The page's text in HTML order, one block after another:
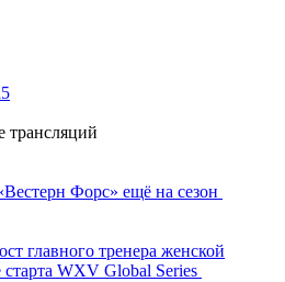
5
трансляций
Форс» ещё на сезон
главного тренера женской
WXV Global Series